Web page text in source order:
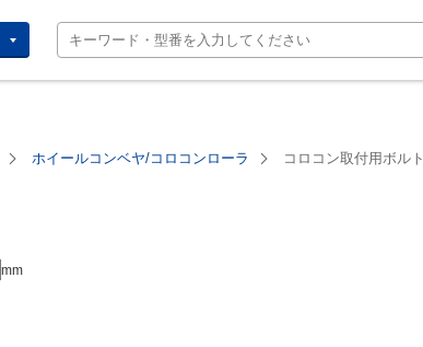
ホイールコンベヤ/コロコンローラ コロコン取付用ボルト
mm